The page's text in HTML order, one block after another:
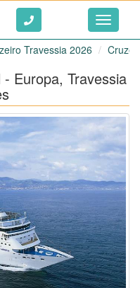
Ir ao conteúdo
Toggle
Travessia 2026
Europa, Travessia